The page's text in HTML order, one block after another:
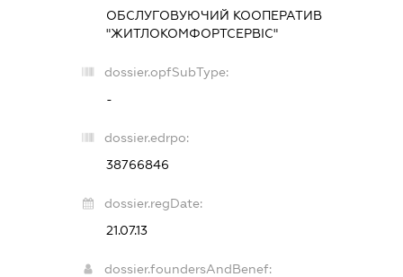
ОБСЛУГОВУЮЧИЙ КООПЕРАТИВ
"ЖИТЛОКОМФОРТСЕРВІС"
dossier.opfSubType:
-
dossier.edrpo:
38766846
dossier.regDate:
21.07.13
dossier.foundersAndBenef: